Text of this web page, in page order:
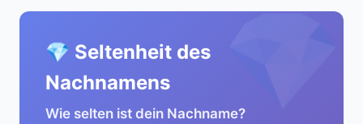
💎
💎 Seltenheit des
Nachnamens
Wie selten ist dein Nachname?